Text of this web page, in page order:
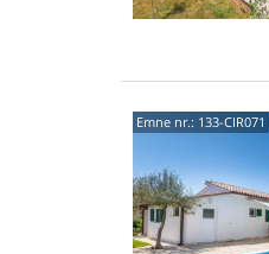
Emne nr.: 133-CIR071